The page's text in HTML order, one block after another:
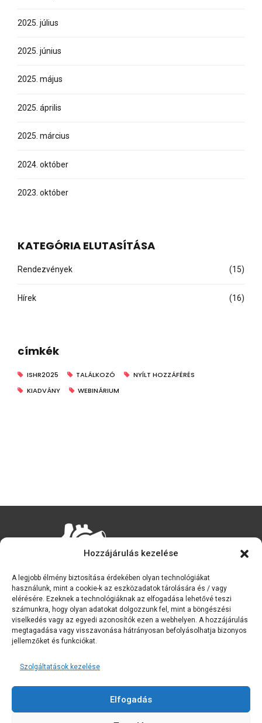
Hozzájárulás kezelése
A legjobb élmény biztosítása érdekében olyan technológiákat
használunk, mint a cookie-k az eszközadatok tárolására és / vagy
elérésére. Ezeknek a technológiáknak az elfogadása lehetővé teszi
számunkra, hogy olyan adatokat dolgozzunk fel, mint a böngészési
viselkedés vagy az egyedi azonosítók ezen a webhelyen. A hozzájárulás
megtagadása vagy visszavonása hátrányosan befolyásolhatja bizonyos
jellemzőket és funkciókat.
Szolgáltatások kezelése
Elfogadás
2025. július
2025. június
2025. május
2025. április
2025. március
2024. október
2023. október
KATEGÓRIA ELUTASÍTÁSA
Rendezvények (15)
Hírek (16)
címkék
ISHR2025 TALÁLKOZÓ
NYÍLT HOZZÁFÉRÉS
KIADVÁNY
WEBINÁRIUM
© 2023 IMPACT – ACM projekt. Minden jog fenntartva
Adatkezelési tájékoztató
Sütikre vonatkozó szabályzat